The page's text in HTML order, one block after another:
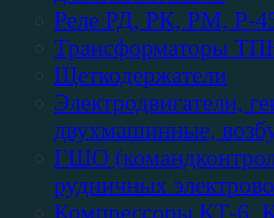
Реле РД, РК, РМ, Р-
Трансформаторы
Щеткодержатели
Электродвигатели,
двухмашинные,
ГШО
рудничных
Компрессоры КТ-